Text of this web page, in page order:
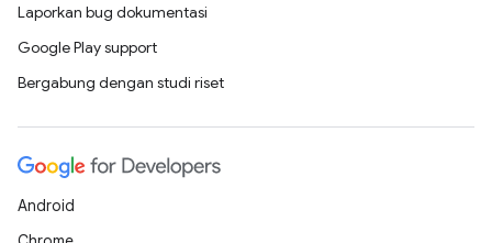
Laporkan bug dokumentasi
Google Play support
Bergabung dengan studi riset
Android